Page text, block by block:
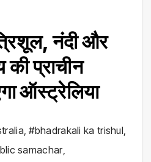
नंदी और
की प्राचीन
ऑस्ट्रेलिया
,#bhadrakali ka trishul,
samachar,